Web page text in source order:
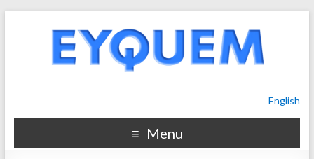
English
Menu